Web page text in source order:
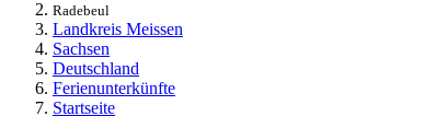
Radebeul
Landkreis Meissen
Sachsen
Deutschland
Ferienunterkünfte
Startseite